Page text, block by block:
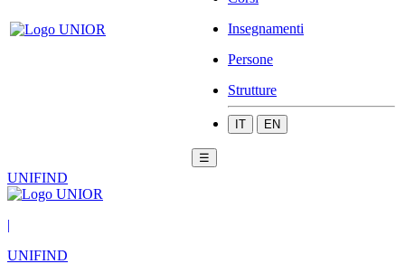
Insegnamenti
Persone
Strutture
IT EN
☰
UNIFIND
|
UNIFIND